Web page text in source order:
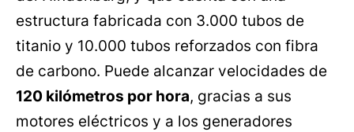
estructura fabricada con 3.000 tubos de
titanio y 10.000 tubos reforzados con fibra
de carbono. Puede alcanzar velocidades de
120 kilómetros por hora, gracias a sus
motores eléctricos y a los generadores